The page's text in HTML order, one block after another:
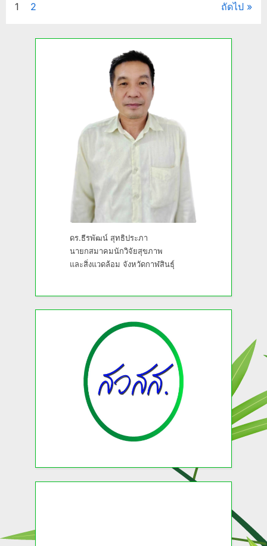
ประชุม
ประชาสัมพันธ์
Posts
pagination
1 2 ถัดไป
ดร.ธีรพัฒน์ สุทธิประภา
นายกสมาคมนักวิจัยสุขภาพ
และสิ่งแวดล้อม จังหวัดกาฬสินธุ์